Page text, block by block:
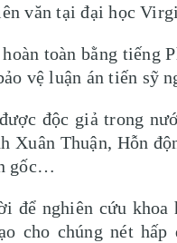
văn tại đại học
toàn bằng tiếng
vệ luận án tiến
độc giả trong
Xuân Thuận, Hỗn
gốc…
để nghiên cứu
cho chúng nét